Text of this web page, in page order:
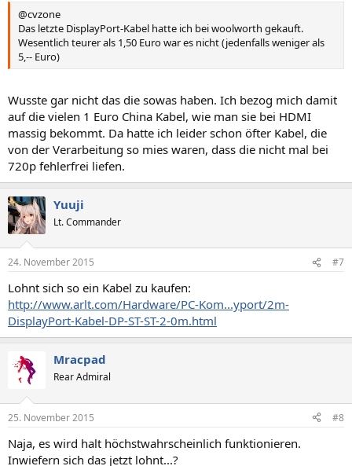
@cvzone
Das letzte DisplayPort-Kabel hatte ich bei woolworth gekauft.
Wesentlich teurer als 1,50 Euro war es nicht (jedenfalls weniger als
5,-- Euro)
Wusste gar nicht das die sowas haben. Ich bezog mich damit
auf die vielen 1 Euro China Kabel, wie man sie bei HDMI
massig bekommt. Da hatte ich leider schon öfter Kabel, die
von der Verarbeitung so mies waren, dass die nicht mal bei
720p fehlerfrei liefen.
Yuuji
Lt. Commander
24. November 2015 #7
Lohnt sich so ein Kabel zu kaufen:
http://www.arlt.com/Hardware/PC-Kom...yport/2m-
DisplayPort-Kabel-DP-ST-ST-2-0m.html
Mracpad
Rear Admiral
25. November 2015 #8
Naja, es wird halt höchstwahrscheinlich funktionieren.
Inwiefern sich das jetzt lohnt...?